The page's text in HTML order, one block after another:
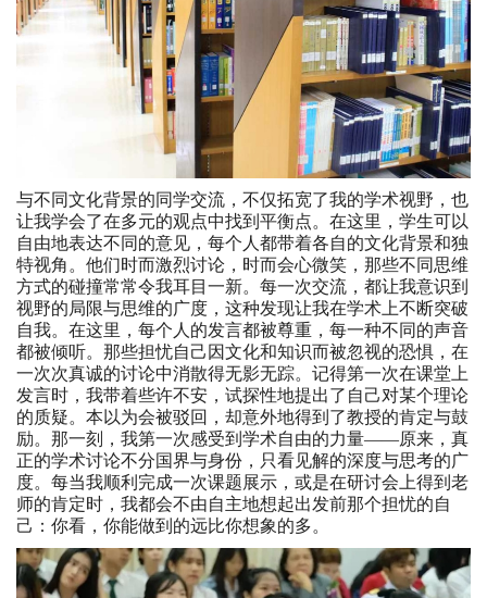
与不同文化背景的同学交流，不仅拓宽了我的学术视野，也
让我学会了在多元的观点中找到平衡点。在这里，学生可以
自由地表达不同的意见，每个人都带着各自的文化背景和独
特视角。他们时而激烈讨论，时而会心微笑，那些不同思维
方式的碰撞常常令我耳目一新。每一次交流，都让我意识到
视野的局限与思维的广度，这种发现让我在学术上不断突破
自我。在这里，每个人的发言都被尊重，每一种不同的声音
都被倾听。那些担忧自己因文化和知识而被忽视的恐惧，在
一次次真诚的讨论中消散得无影无踪。记得第一次在课堂上
发言时，我带着些许不安，试探性地提出了自己对某个理论
的质疑。本以为会被驳回，却意外地得到了教授的肯定与鼓
励。那一刻，我第一次感受到学术自由的力量——原来，真
正的学术讨论不分国界与身份，只看见解的深度与思考的广
度。每当我顺利完成一次课题展示，或是在研讨会上得到老
师的肯定时，我都会不由自主地想起出发前那个担忧的自
己：你看，你能做到的远比你想象的多。